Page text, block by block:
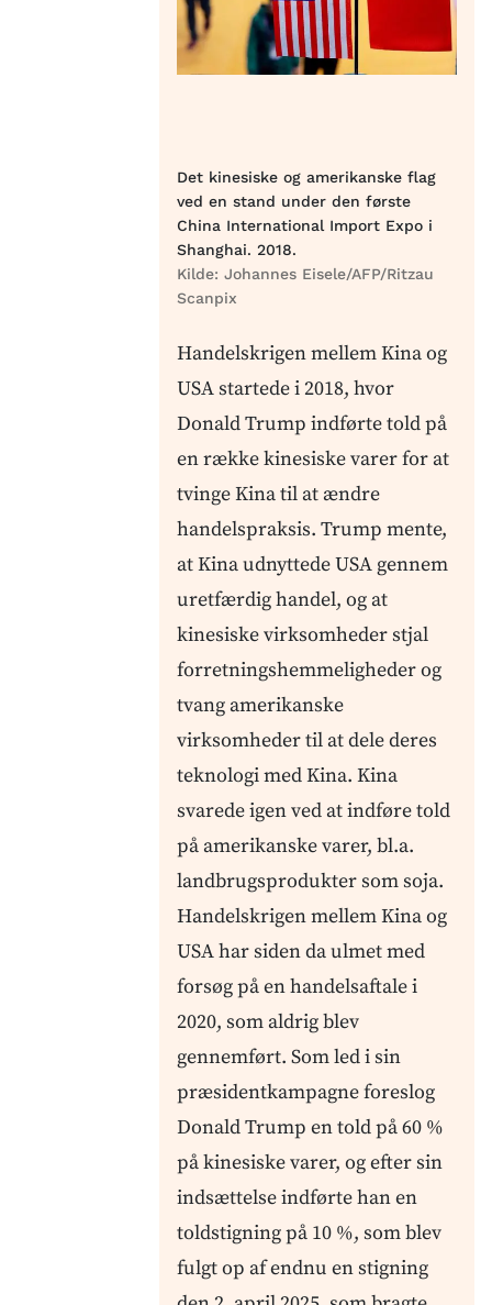
Det kinesiske og amerikanske flag
ved en stand under den første
China International Import Expo i
Shanghai. 2018.
Kilde: Johannes Eisele/AFP/Ritzau
Scanpix
Handelskrigen mellem Kina og
USA startede i 2018, hvor
Donald Trump indførte told på
en række kinesiske varer for at
tvinge Kina til at ændre
handelspraksis. Trump mente,
at Kina udnyttede USA gennem
uretfærdig handel, og at
kinesiske virksomheder stjal
forretningshemmeligheder og
tvang amerikanske
virksomheder til at dele deres
teknologi med Kina. Kina
svarede igen ved at indføre told
på amerikanske varer, bl.a.
landbrugsprodukter som soja.
Handelskrigen mellem Kina og
USA har siden da ulmet med
forsøg på en handelsaftale i
2020, som aldrig blev
gennemført. Som led i sin
præsidentkampagne foreslog
Donald Trump en told på 60 %
på kinesiske varer, og efter sin
indsættelse indførte han en
toldstigning på 10 %, som blev
fulgt op af endnu en stigning